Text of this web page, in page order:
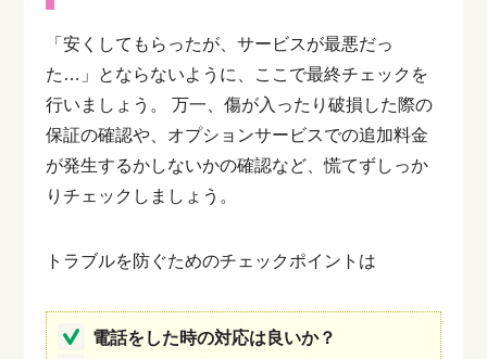
「安くしてもらったが、サービスが最悪だっ
た…」とならないように、ここで最終チェックを
行いましょう。
万一、傷が入ったり破損した際の
保証の確認や、オプションサービスでの追加料金
が発生するかしないかの確認など、慌てずしっか
りチェックしましょう。
トラブルを防ぐためのチェックポイントは
電話をした時の対応は良いか？